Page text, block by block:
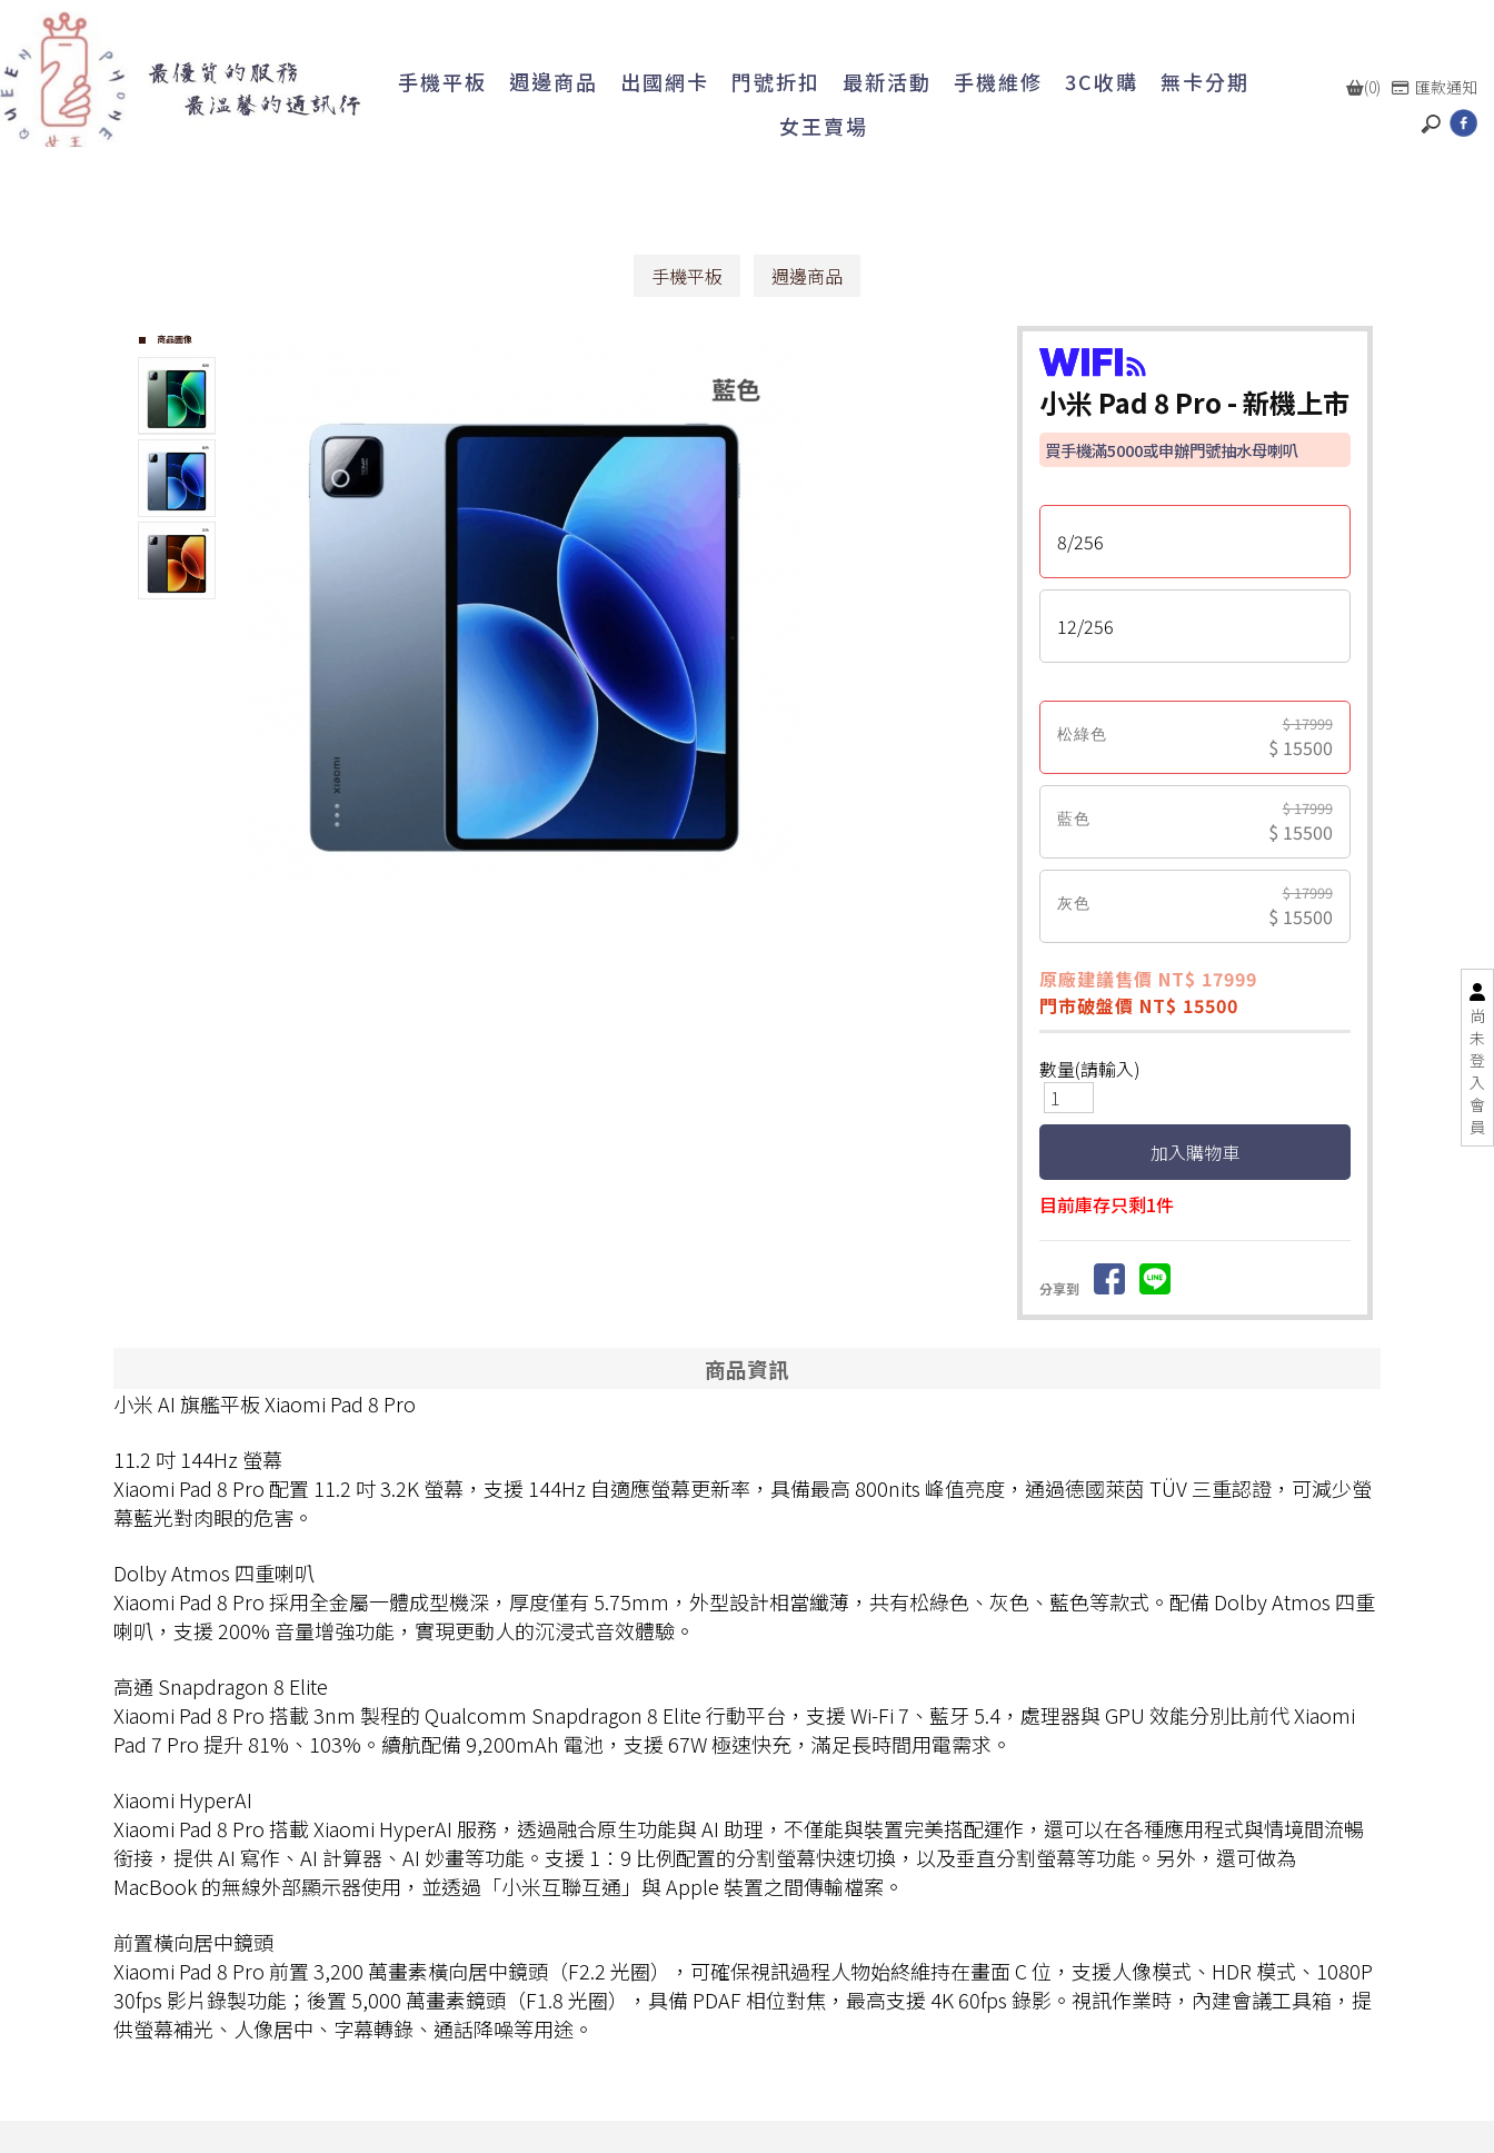
尚
未
登
入
會
員
(0) 匯款通知
手機平板 門號折扣
週邊商品 最新活動 手機維修 3C收購
無卡分期
女王賣場
出國網卡
手機平板 週邊商品
商品圖像
小米 Pad 8 Pro - 新機上市
買手機滿5000或申辦門號抽水母喇叭
8/256
12/256
松綠色 $ 17999
$ 15500
藍色 $ 17999
$ 15500
灰色 $ 17999
$ 15500
原廠建議售價 NT$ 17999
門市破盤價 NT$ 15500
數量(請輸入)
目前庫存只剩1件
分享到
商品資訊
小米 AI 旗艦平板 Xiaomi Pad 8 Pro
11.2 吋 144Hz 螢幕
Xiaomi Pad 8 Pro 配置 11.2 吋 3.2K 螢幕，支援 144Hz 自適應螢幕更新率，具備最高 800nits 峰值亮度，通過德國萊茵 TÜV 三重認證，可減少螢
幕藍光對肉眼的危害。
Dolby Atmos 四重喇叭
Xiaomi Pad 8 Pro 採用全金屬一體成型機深，厚度僅有 5.75mm，外型設計相當纖薄，共有松綠色、灰色、藍色等款式。配備 Dolby Atmos 四重
喇叭，支援 200% 音量增強功能，實現更動人的沉浸式音效體驗。
高通 Snapdragon 8 Elite
Xiaomi Pad 8 Pro 搭載 3nm 製程的 Qualcomm Snapdragon 8 Elite 行動平台，支援 Wi-Fi 7、藍牙 5.4，處理器與 GPU 效能分別比前代 Xiaomi
Pad 7 Pro 提升 81%、103%。續航配備 9,200mAh 電池，支援 67W 極速快充，滿足長時間用電需求。
Xiaomi HyperAI
Xiaomi Pad 8 Pro 搭載 Xiaomi HyperAI 服務，透過融合原生功能與 AI 助理，不僅能與裝置完美搭配運作，還可以在各種應用程式與情境間流暢
銜接，提供 AI 寫作、AI 計算器、AI 妙畫等功能。支援 1：9 比例配置的分割螢幕快速切換，以及垂直分割螢幕等功能。另外，還可做為
MacBook 的無線外部顯示器使用，並透過「小米互聯互通」與 Apple 裝置之間傳輸檔案。
前置橫向居中鏡頭
Xiaomi Pad 8 Pro 前置 3,200 萬畫素橫向居中鏡頭（F2.2 光圈），可確保視訊過程人物始終維持在畫面 C 位，支援人像模式、HDR 模式、1080P
30fps 影片錄製功能；後置 5,000 萬畫素鏡頭（F1.8 光圈），具備 PDAF 相位對焦，最高支援 4K 60fps 錄影。視訊作業時，內建會議工具箱，提
供螢幕補光、人像居中、字幕轉錄、通話降噪等用途。